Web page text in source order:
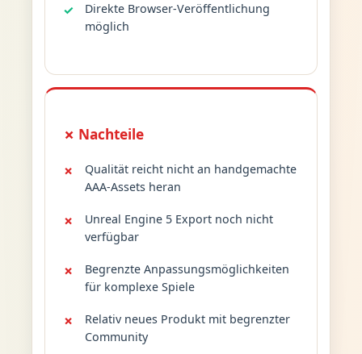
Direkte Browser-Veröffentlichung
möglich
✗ Nachteile
Qualität reicht nicht an handgemachte
AAA-Assets heran
Unreal Engine 5 Export noch nicht
verfügbar
Begrenzte Anpassungsmöglichkeiten
für komplexe Spiele
Relativ neues Produkt mit begrenzter
Community